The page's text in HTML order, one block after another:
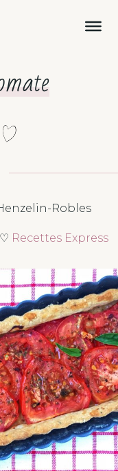
Robles
♡ Recettes Express